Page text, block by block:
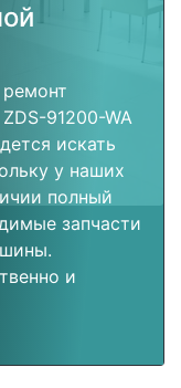
91200-WA
искать
у наших
полный
запчасти
и